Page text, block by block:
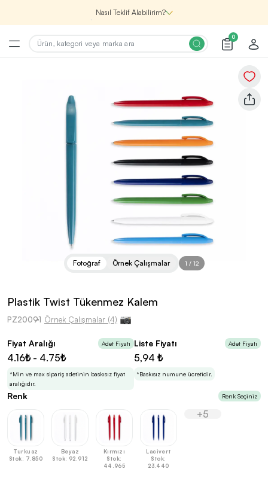
Nasıl Teklif Alabilirim?
Şirketin için İhtiyacın Olan
Promosyon Ürünlerini Bul!
Şirketin için ihtiyacın olan farklı kategorilerde
binlerce kaliteli ve yenilikçi ürünü, seçkin marka ve
üretici firma garantisi ile Promozone’da
Renk, Baskı ve Adet
Seçimini Yap!
Promosyon ürününü özelleştirmek için renk, baskı
yönü ve adet gibi detayları seçerek, teklif adımına
geçmeden önce tüm tercihlerine uygun seçenekleri
En Uygun Fiyatlarla
Teklif Al!
3 Promozone’da bulduktan sonra, uzman ekibimiz
sadece sitemiz üzerinden teklif almanı bekliyor.
Sonraki Adıma İlerle
0
Plastik Twist Tükenmez Kalem
PZ20091 Örnek Çalışmalar (4)
Fotoğraf Örnek Çalışmalar 1 / 12
Fiyat Aralığı Adet Fiyatı
4.16₺ - 4.75₺
*Min ve max sipariş adetinin baskısız fiyat
aralığıdır.
Liste Fiyatı Adet Fiyatı
5,94 ₺
*Baskısız numune ücretidir.
Renk Renk Seçiniz
Turkuaz
Stok: 7.850
Beyaz
Stok: 92.912
Kırmızı
Stok:
44.965
Lacivert
Stok:
23.440
+5